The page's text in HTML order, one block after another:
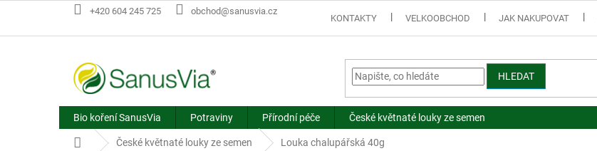
+420 604 245 725 obchod@sanusvia.cz
KONTAKTY VELKOOBCHOD JAK NAKUPOVAT
HLEDAT
Bio koření SanusVia Potraviny Přírodní péče České květnaté louky ze semen
Domů České květnaté louky ze semen Louka chalupářská 40g